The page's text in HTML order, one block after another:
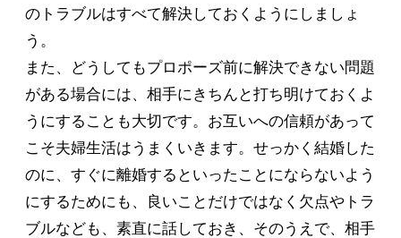
のトラブルはすべて解決しておくようにしましょ
う。
また、どうしてもプロポーズ前に解決できない問題
がある場合には、相手にきちんと打ち明けておくよ
うにすることも大切です。お互いへの信頼があって
こそ夫婦生活はうまくいきます。せっかく結婚した
のに、すぐに離婚するといったことにならないよう
にするためにも、良いことだけではなく欠点やトラ
ブルなども、素直に話しておき、そのうえで、相手